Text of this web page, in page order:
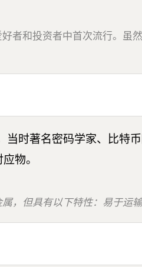
者和投资者中首次流行。虽
时著名密码学家、比特
物。
，但具有以下特性：易于运